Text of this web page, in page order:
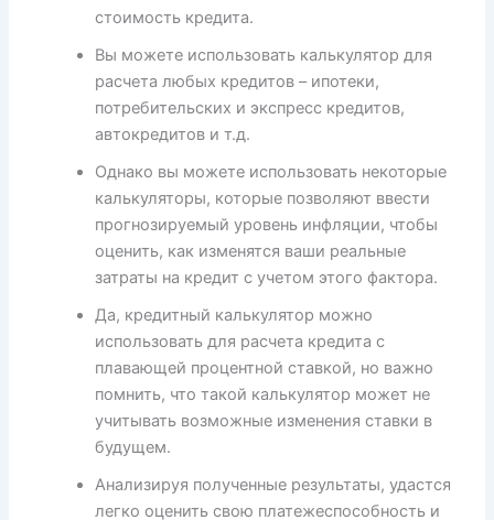
стоимость кредита.
Вы можете использовать калькулятор для
расчета любых кредитов – ипотеки,
потребительских и экспресс кредитов,
автокредитов и т.д.
Однако вы можете использовать некоторые
калькуляторы, которые позволяют ввести
прогнозируемый уровень инфляции, чтобы
оценить, как изменятся ваши реальные
затраты на кредит с учетом этого фактора.
Да, кредитный калькулятор можно
использовать для расчета кредита с
плавающей процентной ставкой, но важно
помнить, что такой калькулятор может не
учитывать возможные изменения ставки в
будущем.
Анализируя полученные результаты, удастся
легко оценить свою платежеспособность и